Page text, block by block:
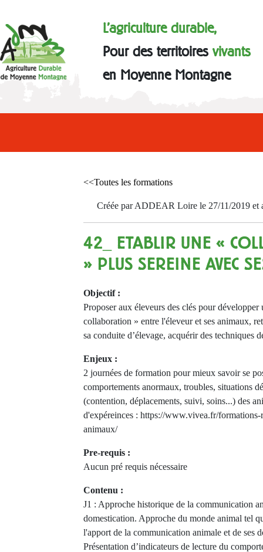
L'agriculture durable,
Pour des territoiresvivants
en Moyenne Montagne
<<Toutes les formations
Créée par ADDEAR Loire le 27/11/2019 et
42_ ETABLIR UNE «
» PLUS SEREINE AVEC
Objectif :
Proposer aux éleveurs des clés pour développer
collaboration » entre l'éleveur et ses animaux,
sa conduite d’élevage, acquérir des techniques
Enjeux :
2 journées de formation pour mieux savoir se
comportements anormaux, troubles, situations
(contention, déplacements, suivi, soins...) des
d'expéreinces : https://www.vivea.fr/
animaux/
Pre-requis :
Aucun pré requis nécessaire
Contenu :
J1 : Approche historique de la communication
domestication. Approche du monde animal tel
l'apport de la communication animale et de ses
Présentation d’indicateurs de lecture du